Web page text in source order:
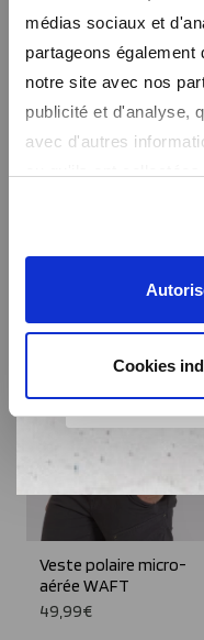
médias sociaux et
partageons
notre site avec nos
publicité et d'analyse,
avec d'autres
Cookies
Bomber en tissu
résistant MEMPHIS
89,99€
Veste polaire micro-
aérée WAFT
49,99€